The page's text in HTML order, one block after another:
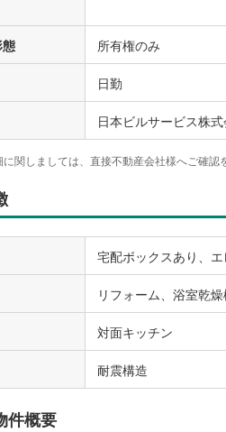
所有権のみ
日勤
日本ビルサービス株
関しましては、直接不動産会社様へご確認
宅配ボックスあり、
リフォーム、浴室乾燥
対面キッチン
耐震構造
件概要